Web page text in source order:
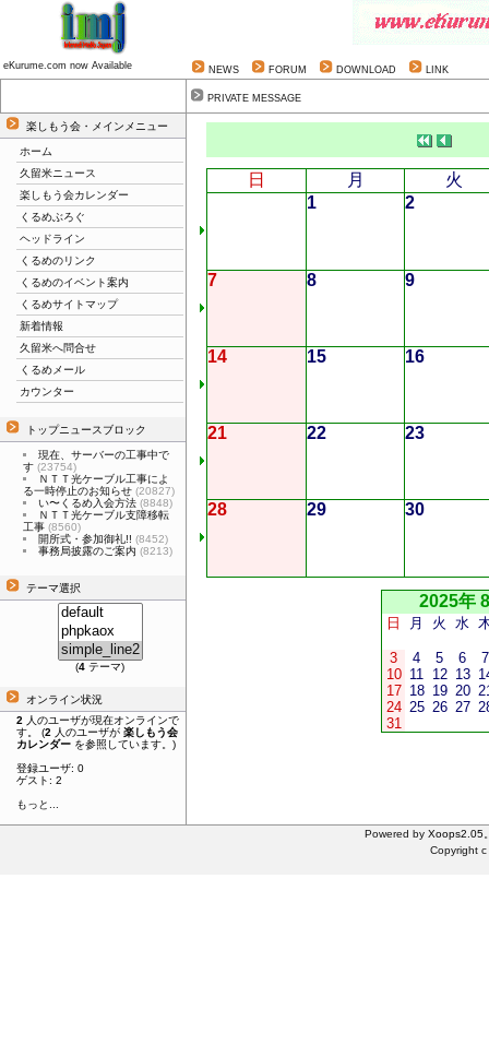
eKurume.com now Available NEWS FORUM DOWNLOAD LINK
PRIVATE MESSAGE
楽しもう会・メインメニュー
ホーム
久留米ニュース
楽しもう会カレンダー
くるめぶろぐ
ヘッドライン
くるめのリンク
くるめのイベント案内
くるめサイトマップ
新着情報
久留米へ問合せ
くるめメール
カウンター
トップニュースブロック
現在、サーバーの工事中で
す (23754)
ＮＴＴ光ケーブル工事によ
る一時停止のお知らせ (20827)
い〜くるめ入会方法 (8848)
ＮＴＴ光ケーブル支障移転
工事 (8560)
開所式・参加御礼!! (8452)
事務局披露のご案内 (8213)
テーマ選択
(4 テーマ)
オンライン状況
2 人のユーザが現在オンラインで
す。 (2 人のユーザが 楽しもう会
カレンダー を参照しています。)
登録ユーザ: 0
ゲスト: 2
もっと...
日 月
火
1
2
7 8 9
14 15 16
21 22 23
28 29 30
2025年
日 月 火 水
3 4 5 6
7
10 11 12 13
17 18 19 20
24 25 26 27
31
Powered by Xoops2.05
Copyright